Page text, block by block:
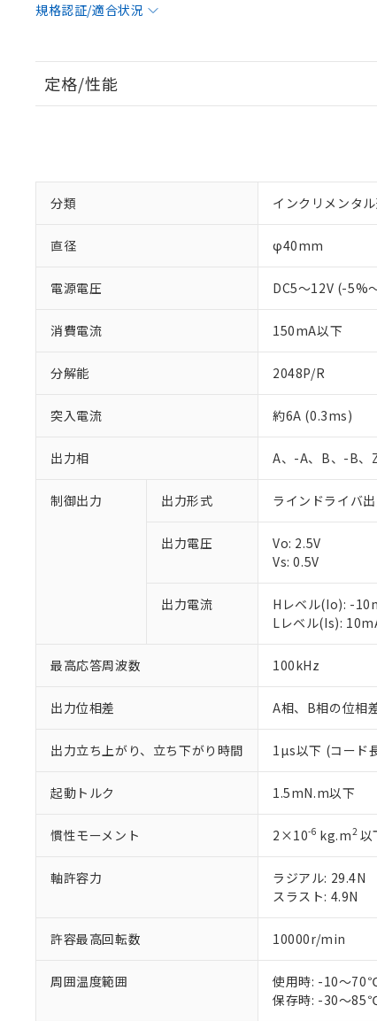
規格認証/適合状況
定格/性能
分類 インクリメンタ
直径 φ40mm
電源電圧 DC5～12V (-5%
消費電流 150mA以下
分解能 2048P/R
突入電流 約6A (0.3ms)
出力相 A、-A、B、-B、
制御出力 出力形式 ラインドライバ
出力電圧
Vo: 2.5V
Vs: 0.5V
出力電流
Hレベル(Io): -
Lレベル(Is):
最高応答周波数 100kHz
出力位相差 A相、B相の位
出力立ち上がり、立ち下がり時間 1µs以下 (コード
起動トルク 1.5mN.m以下
慣性モーメント 2×10-6 kg.m2以
軸許容力
ラジアル: 29.4N
スラスト: 4.9N
許容最高回転数 10000r/min
周囲温度範囲
使用時: -10～
保存時: -30～
ご利用
以下の条件を
くもので
当社制御
在庫状況
のであり
い。
正式な納
当社販売
在庫状
す。
マイパ
※1 対応状況
対応済み：
調査・確認中
非該当品：ラ
仕入先様の事
があります。
六価クロム(Cr(Ⅵ))
フタル酸ビス(2-
ル（DBP）
但し、RoHS指令で
フタル酸エステル
※2 対応予定月
部品在庫の切
※1 中国
「×」：最大均
「－」：未確
*中国RoHS10物質
Cr(Ⅵ)(六価クロム) :
DBP(フタル酸ジブ
※2 環境保護
「ｅ」：有害
う）を輸
などの必
ます。
当社は貴
置等に一
当社は、
また当社
たしませ
記
号
説明
○ 一定
△ 一定
－
在庫
機器